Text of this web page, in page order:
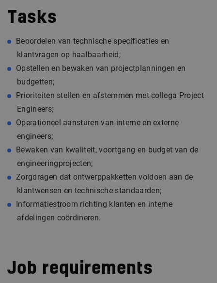
Tasks
Beoordelen van technische specificaties en
klantvragen op haalbaarheid;
Opstellen en bewaken van projectplanningen en
budgetten;
Prioriteiten stellen en afstemmen met collega Project
Engineers;
Operationeel aansturen van interne en externe
engineers;
Bewaken van kwaliteit, voortgang en budget van de
engineeringprojecten;
Zorgdragen dat ontwerppakketten voldoen aan de
klantwensen en technische standaarden;
Informatiestroom richting klanten en interne
afdelingen coördineren.
Job requirements